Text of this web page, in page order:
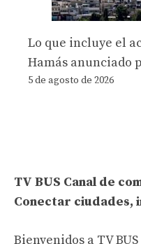
Lo que incluye el
Hamás anunciado
5 de agosto de 2026
TV BUS Canal de
Conectar ciudades,
Bienvenidos a TV